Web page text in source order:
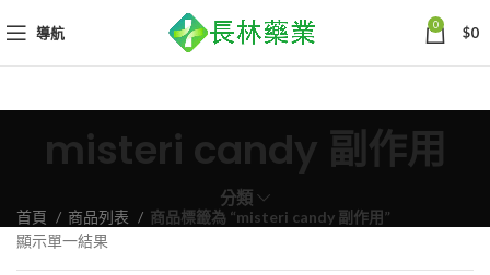
導航 0 $0
misteri candy 副作用
分類
首頁 商品列表
商品標籤為 “misteri candy 副作用”
顯示單一結果